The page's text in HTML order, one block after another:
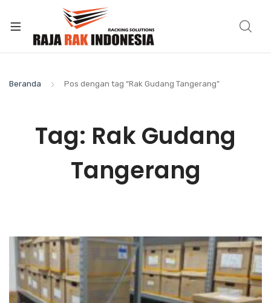
Beranda Pos dengan tag “Rak Gudang Tangerang”
Tag: Rak Gudang
Tangerang